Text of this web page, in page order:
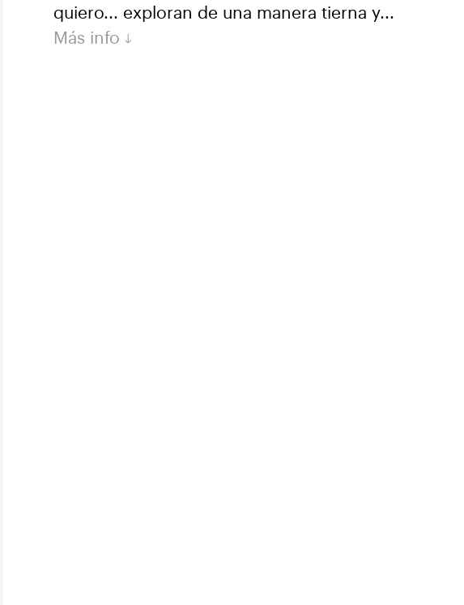
quiero... exploran de una manera tierna y...
Más info